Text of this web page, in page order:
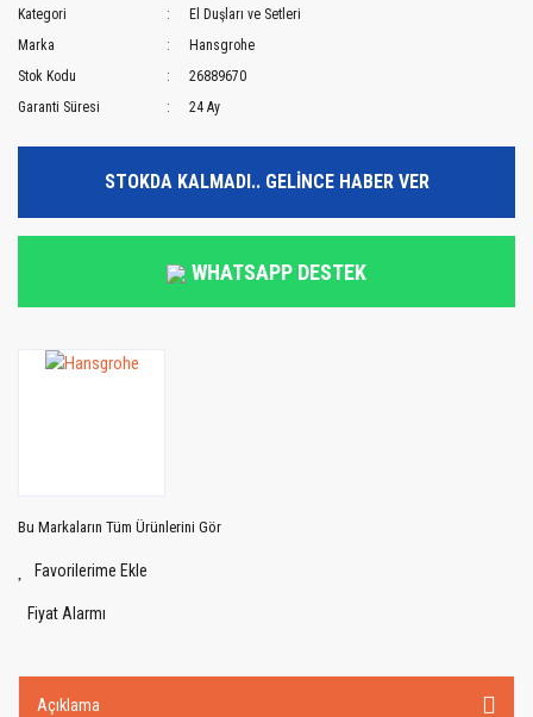
Kategori
El Duşları ve Setleri
Marka
Hansgrohe
Stok Kodu
26889670
Garanti Süresi
24 Ay
STOKDA KALMADI.. GELİNCE HABER VER
WHATSAPP DESTEK
Bu Markaların Tüm Ürünlerini Gör
Fiyat Alarmı
Açıklama